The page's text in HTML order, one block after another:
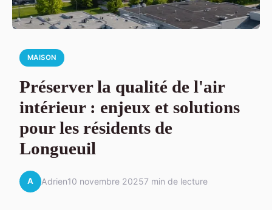
MAISON
Préserver la qualité de l'air
intérieur : enjeux et solutions
pour les résidents de
Longueuil
A Adrien10 novembre 20257 min de lecture